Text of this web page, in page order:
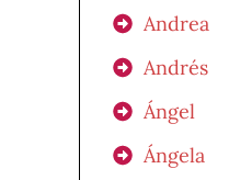
Andrea
Andrés
Ángel
Ángela